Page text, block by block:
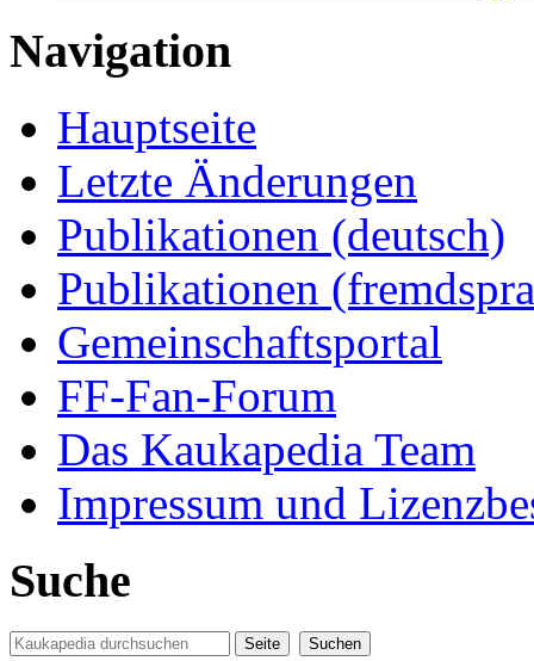
Navigation
Hauptseite
Letzte Änderungen
Publikationen (deutsch)
Publikationen
Gemeinschaftsportal
FF-Fan-Forum
Das Kaukapedia Team
Impressum und
Suche